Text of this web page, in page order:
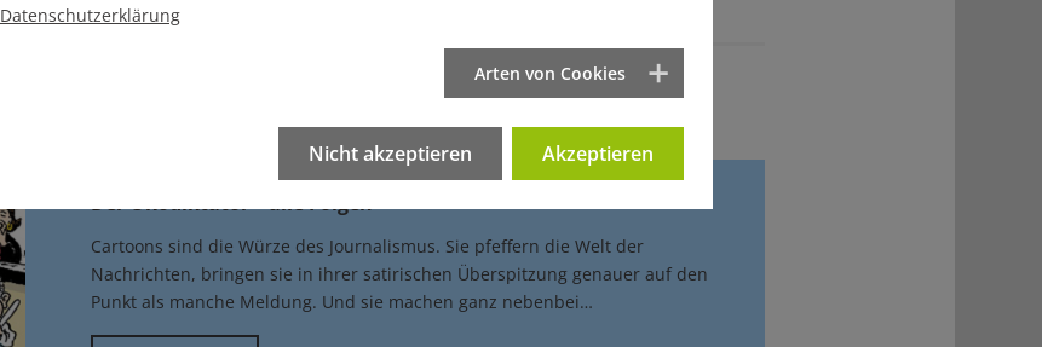
Der Ökodiktator – alle Folgen
Cartoons sind die Würze des Journalismus. Sie pfeffern die Welt der
Nachrichten, bringen sie in ihrer satirischen Überspitzung genauer auf den
Punkt als manche Meldung. Und sie machen ganz nebenbei…
Datenschutzerklärung
Arten von Cookies
Nicht akzeptieren Akzeptieren